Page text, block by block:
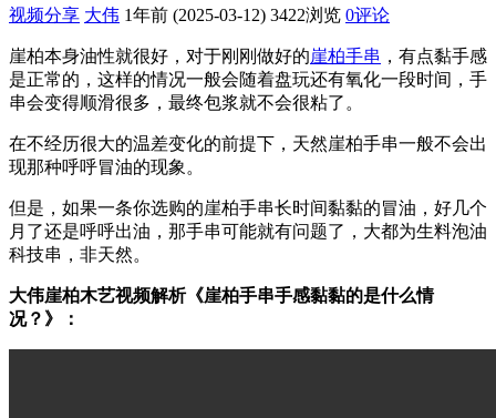
视频分享 大伟 1年前 (2025-03-12) 3422浏览 0评论
崖柏本身油性就很好，对于刚刚做好的崖柏手串 ，有点黏手感
是正常的，这样的情况一般会随着盘玩还有氧化一段时间，手
串会变得顺滑很多，最终包浆就不会很粘了。
在不经历很大的温差变化的前提下，天然崖柏手串一般不会出
现那种呼呼冒油的现象。
但是，如果一条你选购的崖柏手串长时间黏黏的冒油，好几个
月了还是呼呼出油，那手串可能就有问题了，大都为生料泡油
科技串，非天然。
大伟崖柏木艺视频解析《崖柏手串手感黏黏的是什么情
况？》：